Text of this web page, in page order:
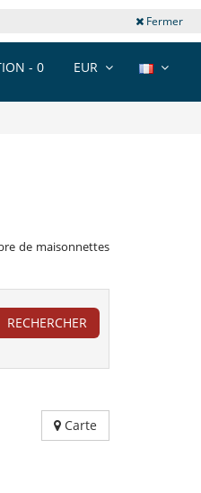
Fermer
EUR
- 0
de maisonnettes
RECHERCHER
Carte